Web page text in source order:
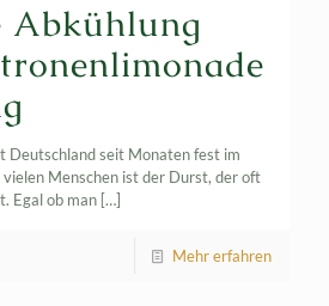
Abkühlung
Deutschland seit Monaten fest im
Menschen ist der Durst, der oft
Egal ob man […]
Mehr erfahren